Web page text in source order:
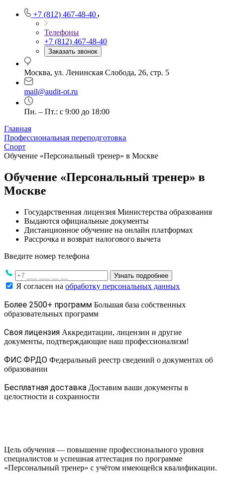
+7 (812) 467-48-40
Телефоны
+7 (812) 467-48-40
Заказать звонок
Москва, ул. Ленинская Слобода, 26, стр. 5
mail@audit-ot.ru
Пн. – Пт.: с 9:00 до 18:00
Главная
Профессиональная переподготовка
Спорт
Обучение «Персональный тренер» в Москве
Обучение «Персональный тренер» в
Москве
Государственная лицензия Министерства образования
Выдаются официальные документы
Дистанционное обучение на онлайн платформах
Рассрочка и возврат налогового вычета
Введите номер телефона
Узнать подробнее
Я согласен на обработку персональных данных
Более 2500+ программ Большая база собственных
образовательных программ
Своя лицензия Аккредитации, лицензии и другие
документы, подтверждающие наш профессионализм!
ФИС ФРДО Федеральный реестр сведений о документах об
образовании
Бесплатная доставка Доставим ваши документы в
целостности и сохранности
Цель обучения — повышение профессионального уровня
специалистов и успешная аттестация по программе
«Персональный тренер» с учётом имеющейся квалификации.